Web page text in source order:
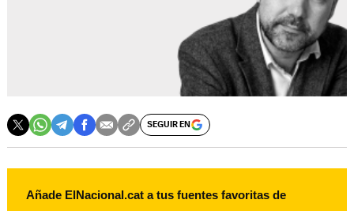
SEGUIR EN
Añade ElNacional.cat a tus fuentes favoritas de